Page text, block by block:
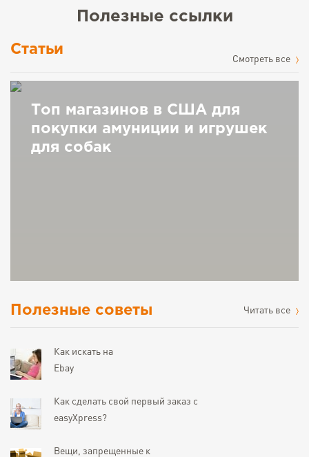
Полезные ссылки
Статьи
Cмотреть все
Топ магазинов в США для
покупки амуниции и игрушек
для собак
Полезные советы Читать все
Как искать на
Ebay
Как сделать свой первый заказ с
easyXpress?
Вещи, запрещенные к